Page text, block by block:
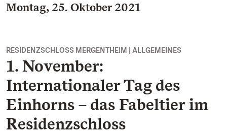
Montag, 25. Oktober 2021
RESIDENZSCHLOSS MERGENTHEIM | ALLGEMEINES
1. November:
Internationaler Tag des
Einhorns – das Fabeltier im
Residenzschloss